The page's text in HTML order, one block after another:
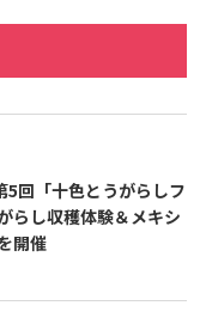
How to Drink Tequila
5回「十色とうがらしフ
らし収穫体験＆メキシ
開催